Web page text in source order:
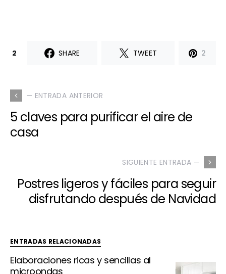
2 SHARE TWEET 2
— ENTRADA ANTERIOR
5 claves para purificar el aire de
casa
SIGUIENTE ENTRADA —
Postres ligeros y fáciles para seguir
disfrutando después de Navidad
ENTRADAS RELACIONADAS
Elaboraciones ricas y sencillas al
microondas